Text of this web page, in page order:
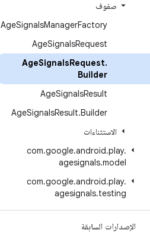
صفوف
AgeSignalsManagerFactory
AgeSignalsRequest
AgeSignalsRequest.
Builder
AgeSignalsResult
AgeSignalsResult.Builder
الاستثناءات
com.google.android.play.
agesignals.model
com.google.android.play.
agesignals.testing
الإصدارات السابقة